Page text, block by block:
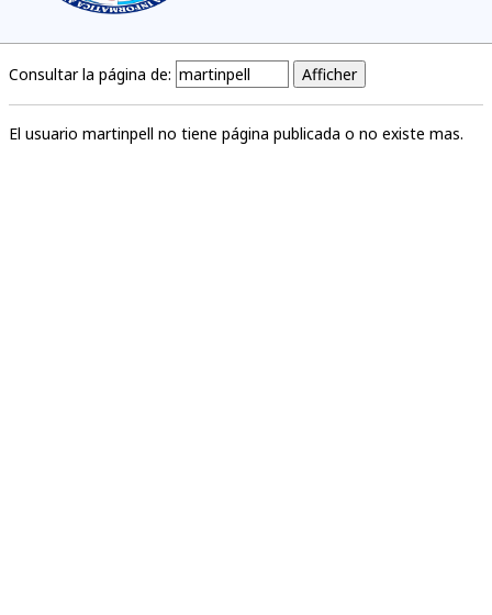
Consultar la página de:
El usuario martinpell no tiene página publicada o no existe mas.